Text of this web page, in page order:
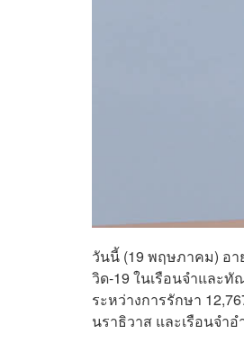
วันนี้ (19 พฤษภาคม) อ
วิด-19 ในเรือนจำและ
ระหว่างการรักษา
นราธิวาส และเรือนจำ